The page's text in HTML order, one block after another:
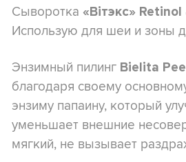
Сыворотка «Вітэкс»
Использую для шеи и зоны
Энзимный пилинг Bielita
благодаря своему
энзиму папаину, который
уменьшает внешние
мягкий, не вызывает